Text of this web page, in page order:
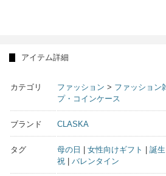
アイテム詳細
カテゴリ ファッション > ファッション
プ・コインケース
ブランド CLASKA
タグ 母の日 女性向けギフト 誕
祝
バレンタイン